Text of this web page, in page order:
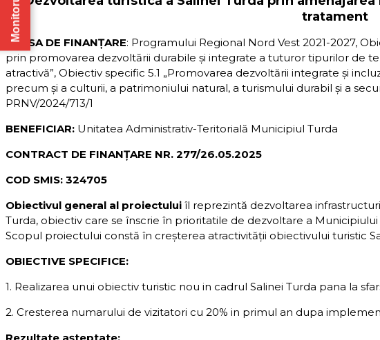
tratament
SURSA DE FINANȚARE: Programului Regional Nord Vest 2021-2027,
prin promovarea dezvoltării durabile și integrate a tuturor tipurilor de
atractivă”, Obiectiv specific 5.1 „Promovarea dezvoltării integrate și
precum și a culturii, a patrimoniului natural, a turismului durabil și a
PRNV/2024/713/1
BENEFICIAR: Unitatea Administrativ-Teritorială Municipiul Turda
CONTRACT DE FINANȚARE NR. 277/26.05.2025
COD SMIS: 324705
Obiectivul general al proiectului îl reprezintă dezvoltarea
Turda, obiectiv care se înscrie în prioritatile de dezvoltare a
Scopul proiectului constă în creșterea atractivității obiectivului turistic
OBIECTIVE SPECIFICE:
1. Realizarea unui obiectiv turistic nou in cadrul Salinei Turda pana la
2. Cresterea numarului de vizitatori cu 20% in primul an dupa
Rezultate așteptate: